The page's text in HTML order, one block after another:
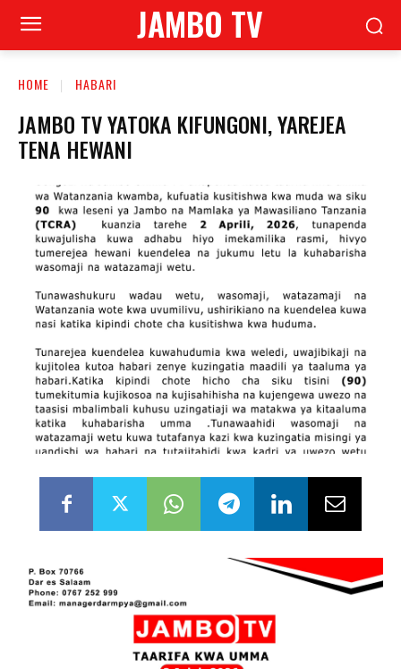
JAMBO TV
HOME HABARI
JAMBO TV YATOKA KIFUNGONI, YAREJEA
TENA HEWANI